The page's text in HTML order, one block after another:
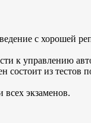
с хорошей
к управлению
состоит из
экзаменов.